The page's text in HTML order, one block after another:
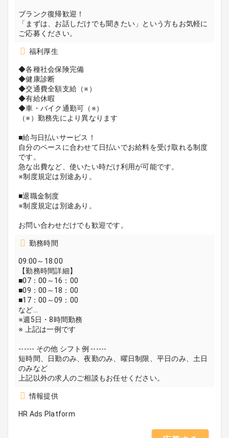
ブランク復帰歓迎！
「まずは、お話しだけでも聞きたい」という方もお気軽に
ご応募ください。
福利厚生
◆各種社会保険完備
◆健康診断
◆交通費全額支給（※）
◆有給休暇
◆車・バイク通勤可（※）
（※）勤務先により異なります
■給与日払いサービス！
自分のペースに合わせて日払いでお給料を受け取れる制度
です。
急な出費など、使いたい時だけ利用が可能です。
※制度規定は別途あり。
■退職金制度
※制度規定は別途あり。
お問い合わせだけでも歓迎です。
勤務時間
09:00～18:00
【勤務時間詳細】
■07：00～16：00
■09：00～18：00
■17：00～09：00
など…
※週5日・8時間勤務
※ 上記は一例です
------ その他 シフト例 ------
短時間、日勤のみ、夜勤のみ、曜日制限、平日のみ、土日
のみなど
上記以外の求人のご相談もお任せください。
情報提供
HR Ads Platform